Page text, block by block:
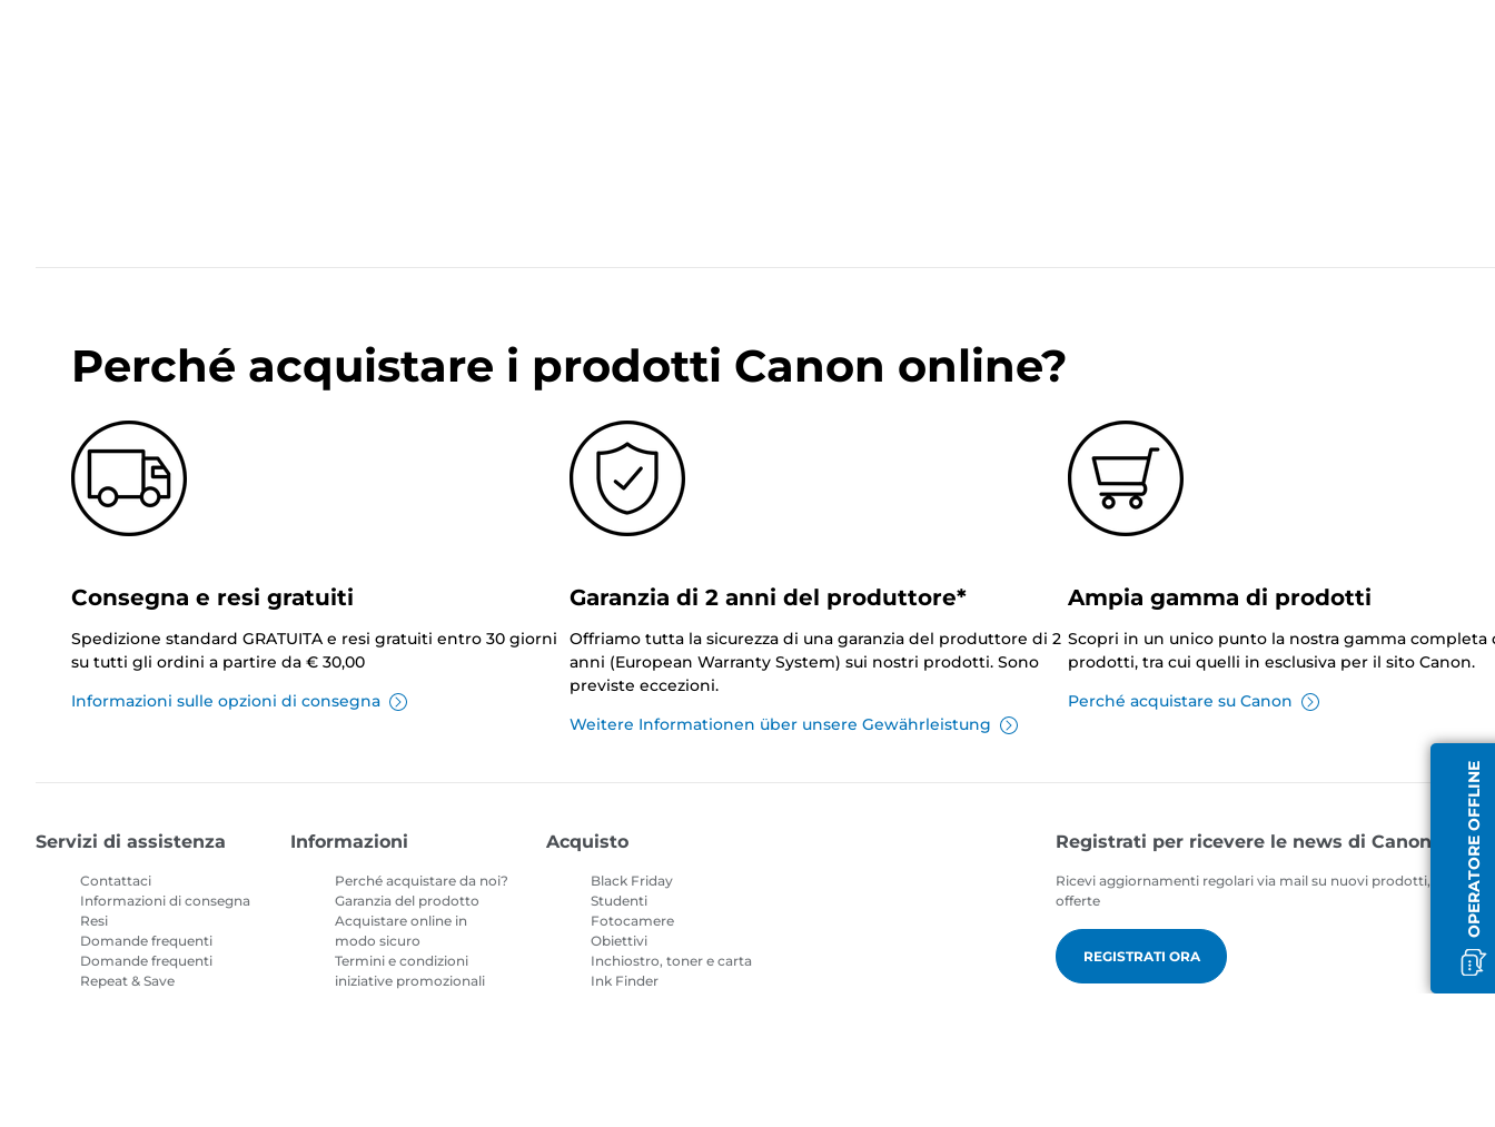
OPERATORE OFFLINE
Perché acquistare i prodotti Canon online?
Consegna e resi gratuiti
Spedizione standard GRATUITA e resi gratuiti entro 30 giorni
su tutti gli ordini a partire da € 30,00
Informazioni sulle opzioni di consegna
Garanzia di 2 anni del produttore*
Offriamo tutta la sicurezza di una garanzia del produttore di 2
anni (European Warranty System) sui nostri prodotti. Sono
previste eccezioni.
Weitere Informationen über unsere Gewährleistung
Ampia gamma di prodotti
Scopri in un unico punto la nostra gamma completa
prodotti, tra cui quelli in esclusiva per il sito Canon.
Perché acquistare su Canon
Servizi di assistenza
Contattaci
Informazioni di consegna
Resi
Domande frequenti
Domande frequenti
Repeat & Save
Informazioni
Perché acquistare da noi?
Garanzia del prodotto
Acquistare online in
modo sicuro
Termini e condizioni
iniziative promozionali
Acquisto
Black Friday
Studenti
Fotocamere
Obiettivi
Inchiostro, toner e carta
Ink Finder
Registrati per ricevere le news di Canon
Ricevi aggiornamenti regolari via mail su nuovi prodotti, consigli
offerte
REGISTRATI ORA